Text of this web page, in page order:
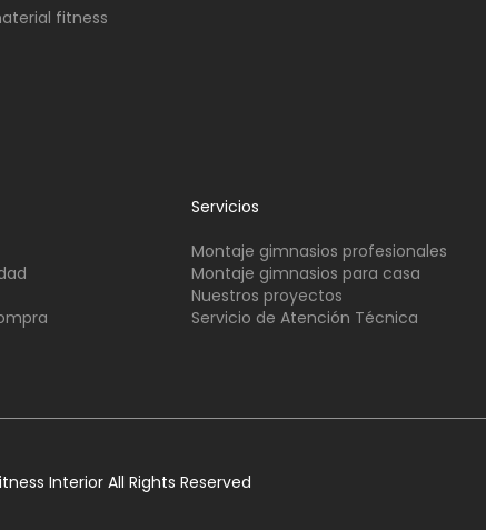
fitness
Servicios
Montaje gimnasios profesionales
Montaje gimnasios para casa
Nuestros proyectos
Servicio de Atención Técnica
Interior All Rights Reserved